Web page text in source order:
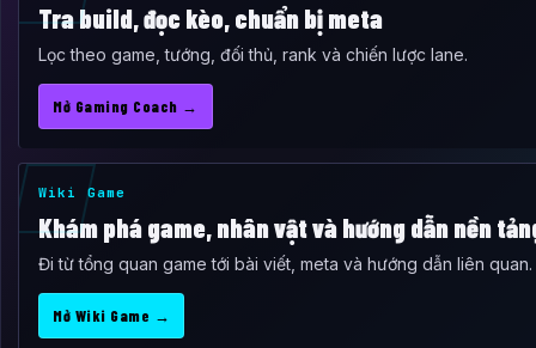
Tra build, đọc kèo, chuẩn bị meta
Lọc theo game, tướng, đối thủ, rank và chiến lược lane.
Mở Gaming Coach →
Wiki Game
Khám phá game, nhân vật và hướng dẫn nền
Đi từ tổng quan game tới bài viết, meta và hướng dẫn liên quan.
Mở Wiki Game →